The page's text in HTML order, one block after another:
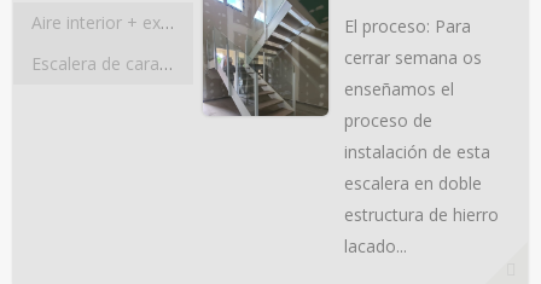
Aire interior + exterior
Escalera de caracol cuadrada
El proceso: Para
cerrar semana os
enseñamos el
proceso de
instalación de esta
escalera en doble
estructura de hierro
lacado...